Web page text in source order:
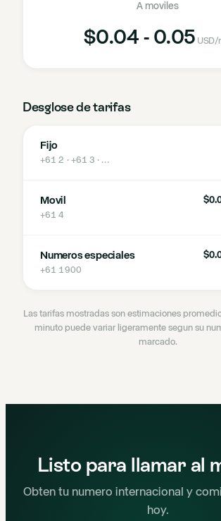
A moviles
$0.04 - 0.05 USD/
Desglose de tarifas
Fijo
+61 2 · +61 3 · …
Movil
+61 4
Numeros especiales
+61 1900
Las tarifas mostradas son estimaciones
minuto puede variar ligeramente segun su
marcado.
Listo para llamar al
Obten tu numero internacional y
hoy.